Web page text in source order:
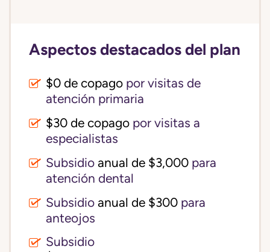
Aspectos destacados del plan
$0 de copago por visitas de
atención primaria
$30 de copago por visitas a
especialistas
Subsidio anual de $3,000 para
atención dental
Subsidio anual de $300 para
anteojos
Subsidio